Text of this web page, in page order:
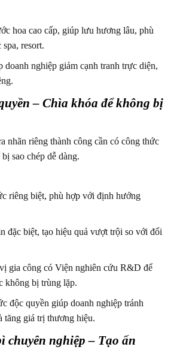
hoa cao cấp, giúp lưu hương lâu, phù
resort.
nghiệp giảm cạnh tranh trực diện,
– Chìa khóa để không bị
nhãn riêng thành công cần có công thức
sao chép dễ dàng.
riêng biệt, phù hợp với định hướng
đặc biệt, tạo hiệu quả vượt trội so với đối
gia công có Viện nghiên cứu R&D để
không bị trùng lặp.
độc quyền giúp doanh nghiệp tránh
tăng giá trị thương hiệu.
chuyên nghiệp – Tạo ấn